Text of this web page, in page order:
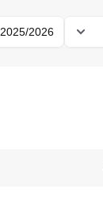
2025/2026